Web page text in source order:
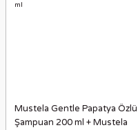
Mustela Gentle Papatya Özlü
Şampuan 200 ml + Mustela